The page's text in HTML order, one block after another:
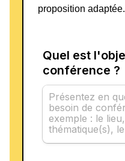
proposition adaptée.